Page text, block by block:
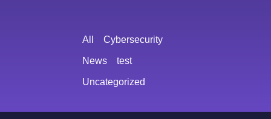
Cybersecurity
News test
Uncategorized
All